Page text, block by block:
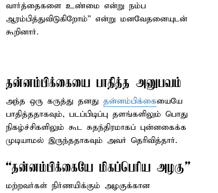
வார்த்தைகளை உண்மை என்று நம்ப
ஆரம்பித்துவிடுகிறோம்” என்று மனவேதனையுடன்
கூறினார்.
தன்னம்பிக்கையை பாதித்த அனுபவம்
அந்த ஒரு கருத்து தனது தன்னம்பிக்கையையே
பாதித்ததாகவும், படப்பிடிப்பு தளங்களிலும் பொது
நிகழ்ச்சிகளிலும் கூட சுதந்திரமாகப் புன்னகைக்க
முடியாமல் இருந்ததாகவும் அவர் தெரிவித்தார்.
“தன்னம்பிக்கையே மிகப்பெரிய அழகு”
மற்றவர்கள் நிர்ணயிக்கும் அழகுக்கான